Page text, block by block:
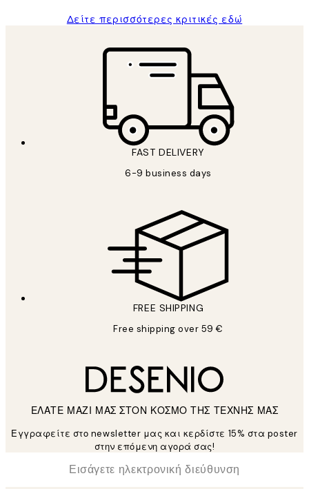
Δείτε περισσότερες κριτικές εδώ
FAST DELIVERY
6-9 business days
FREE SHIPPING
Free shipping over 59 €
ΕΛΑΤΕ ΜΑΖΙ ΜΑΣ ΣΤΟΝ ΚΟΣΜΟ ΤΗΣ ΤΕΧΝΗΣ ΜΑΣ
Εγγραφείτε στο newsletter μας και κερδίστε 15% στα poster
στην επόμενη αγορά σας!
Ηλεκτρονική Διεύθυνση